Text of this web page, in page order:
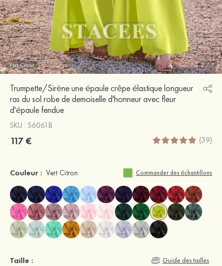
Vert Citron 2/7
Trumpette/Sirène une épaule crêpe élastique longueur
ras du sol robe de demoiselle d'honneur avec fleur
d'épaule fendue
SKU : S6061B
117 € (39)
Couleur : Vert Citron Commander des échantillons
Taille : Guide des tailles